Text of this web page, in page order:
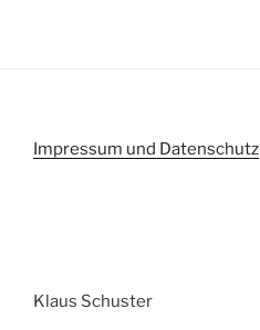
Impressum und Datenschutz
Klaus Schuster